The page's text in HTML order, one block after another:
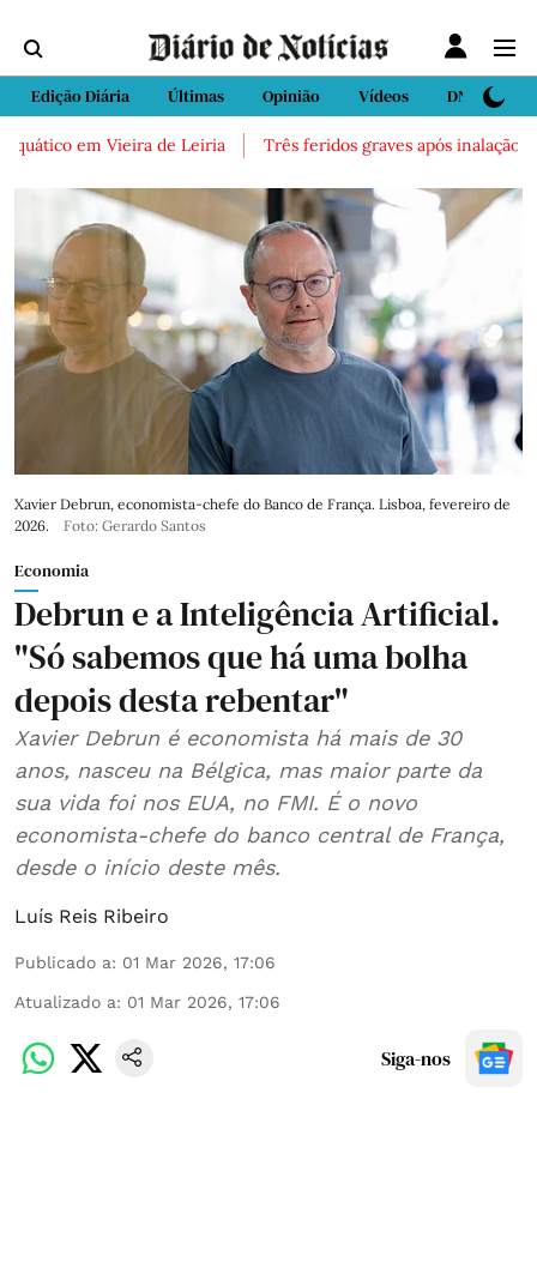
Edição Diária Últimas Opinião Vídeos DN Sport
em Vieira de Leiria Três feridos graves após inalação de
Xavier Debrun, economista-chefe do Banco de França. Lisboa, fevereiro de
2026.
Foto: Gerardo Santos
Economia
Debrun e a Inteligência Artificial.
"Só sabemos que há uma bolha
depois desta rebentar"
Xavier Debrun é economista há mais de 30
anos, nasceu na Bélgica, mas maior parte da
sua vida foi nos EUA, no FMI. É o novo
economista-chefe do banco central de França,
desde o início deste mês.
Luís Reis Ribeiro
Publicado a: 01 Mar 2026, 17:06
Atualizado a: 01 Mar 2026, 17:06
Siga-nos